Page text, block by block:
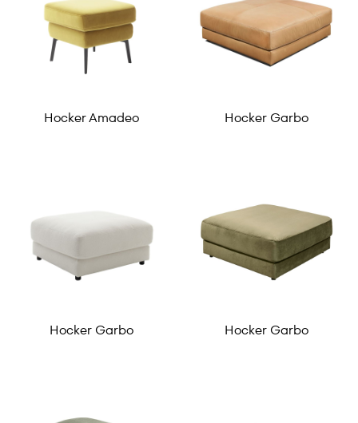
Hocker Amadeo Hocker Garbo
Hocker Garbo Hocker Garbo